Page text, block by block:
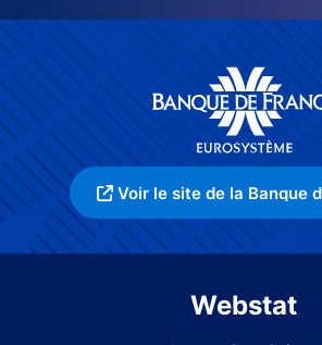
Voir le site de la Banque
Webstat